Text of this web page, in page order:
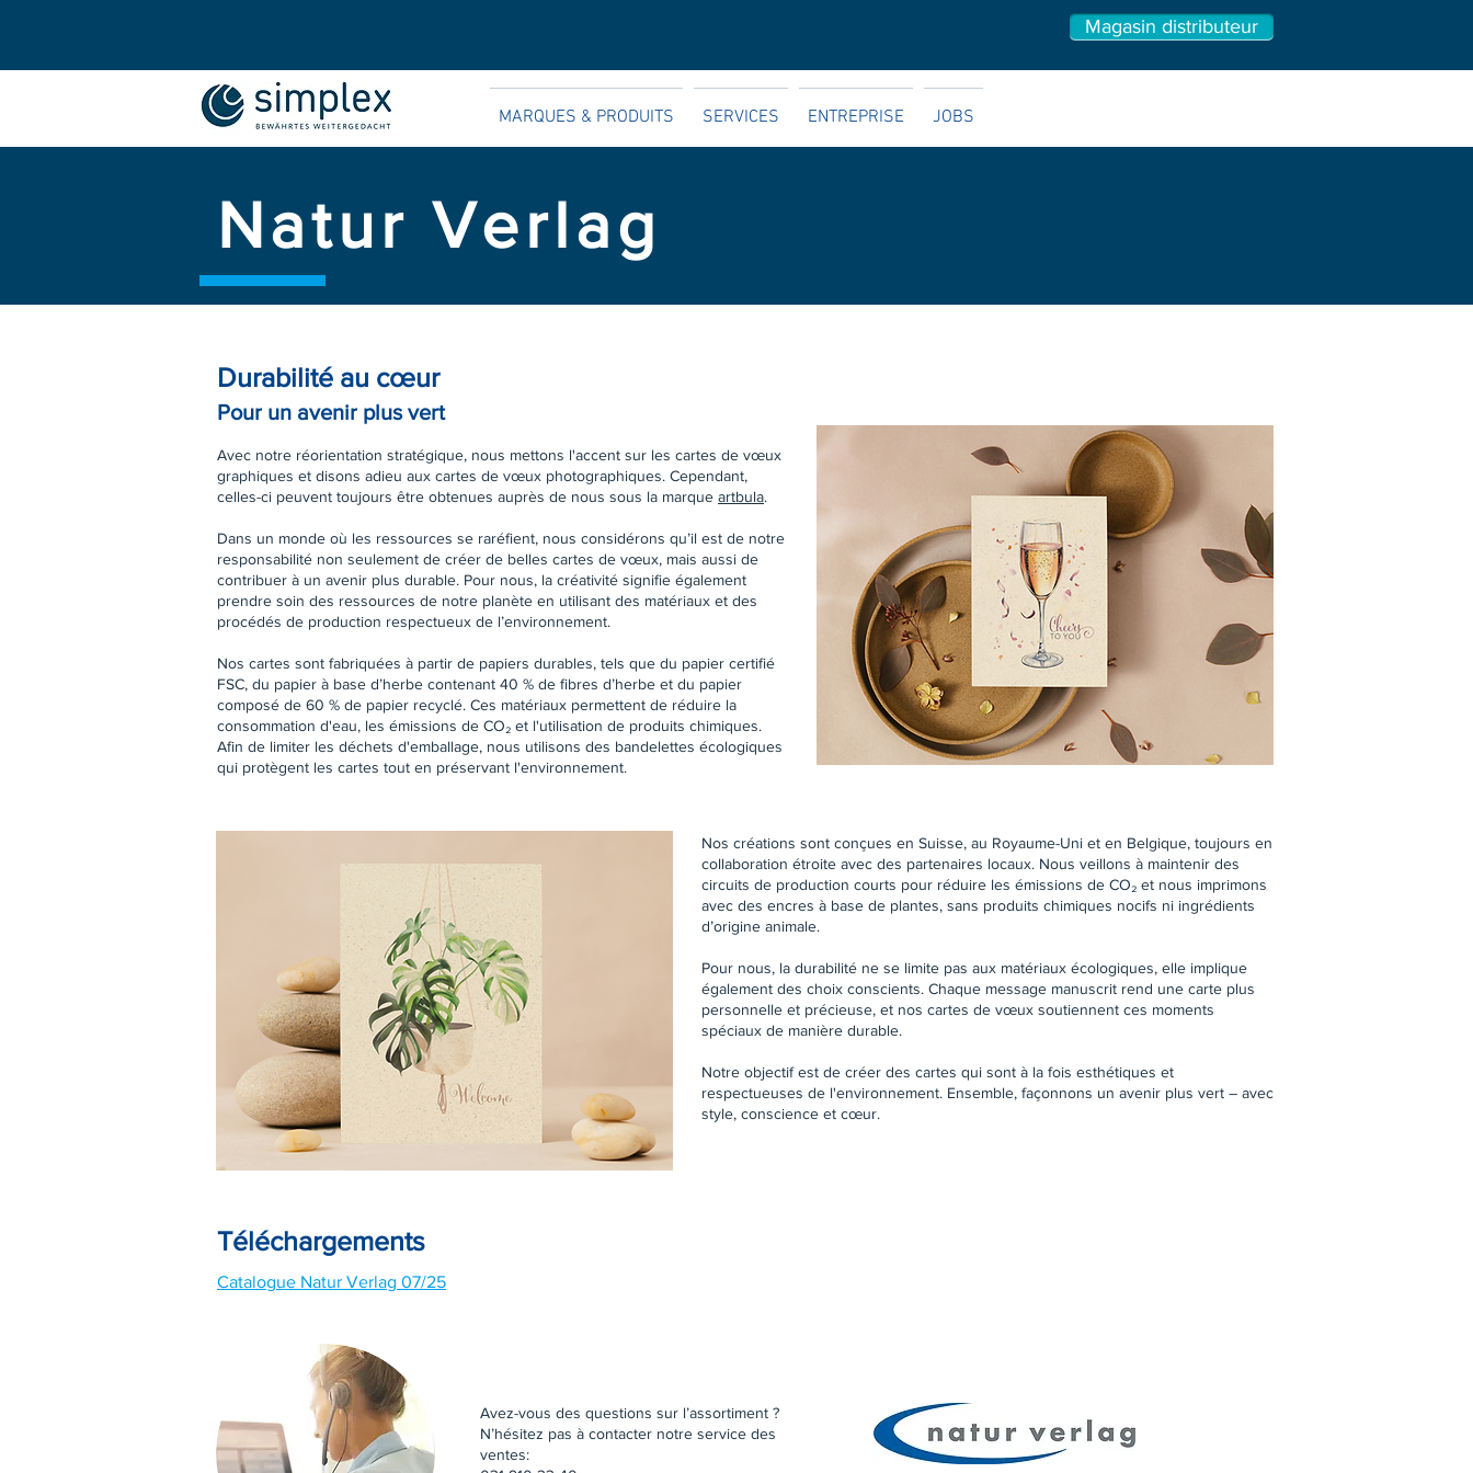
Magasin distributeur
MARQUES & PRODUITS SERVICES ENTREPRISE JOBS
Natur Verlag
Durabilité au cœur
Pour un avenir plus vert
Avec notre réorientation stratégique, nous mettons l'accent sur les cartes de vœux
graphiques et disons adieu aux cartes de vœux photographiques. Cependant,
celles-ci peuvent toujours être obtenues auprès de nous sous la marque artbula.
Dans un monde où les ressources se raréfient, nous considérons qu’il est de notre
responsabilité non seulement de créer de belles cartes de vœux, mais aussi de
contribuer à un avenir plus durable. Pour nous, la créativité signifie également
prendre soin des ressources de notre planète en utilisant des matériaux et des
procédés de production respectueux de l’environnement.
Nos cartes sont fabriquées à partir de papiers durables, tels que du papier certifié
FSC, du papier à base d’herbe contenant 40 % de fibres d’herbe et du papier
composé de 60 % de papier recyclé. Ces matériaux permettent de réduire la
consommation d'eau, les émissions de CO₂ et l'utilisation de produits chimiques.
Afin de limiter les déchets d'emballage, nous utilisons des bandelettes écologiques
qui protègent les cartes tout en préservant l'environnement.
Nos créations sont conçues en Suisse, au Royaume-Uni et en Belgique, toujours en
collaboration étroite avec des partenaires locaux. Nous veillons à maintenir des
circuits de production courts pour réduire les émissions de CO₂ et nous imprimons
avec des encres à base de plantes, sans produits chimiques nocifs ni ingrédients
d’origine animale.
Pour nous, la durabilité ne se limite pas aux matériaux écologiques, elle implique
également des choix conscients. Chaque message manuscrit rend une carte plus
personnelle et précieuse, et nos cartes de vœux soutiennent ces moments
spéciaux de manière durable.
Notre objectif est de créer des cartes qui sont à la fois esthétiques et
respectueuses de l'environnement. Ensemble, façonnons un avenir plus vert – avec
style, conscience et cœur.
Téléchargements
Catalogue Natur Verlag 07/25
Avez-vous des questions sur l’assortiment ?
N’hésitez pas à contacter notre service des
ventes: